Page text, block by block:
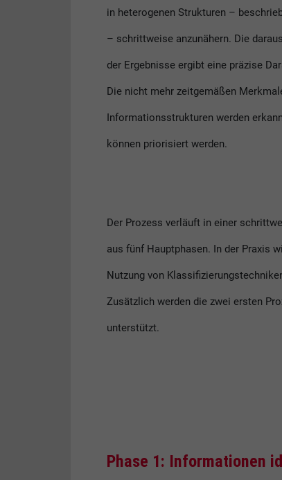
in heterogenen Strukturen –
– schrittweise anzunähern. Die
der Ergebnisse ergibt eine präzise
Die nicht mehr zeitgemäßen
Informationsstrukturen werden
können priorisiert werden.
Der Prozess verläuft in einer
aus fünf Hauptphasen. In der Praxis
Nutzung von
Zusätzlich werden die zwei ersten
unterstützt.
Phase 1: Informationen